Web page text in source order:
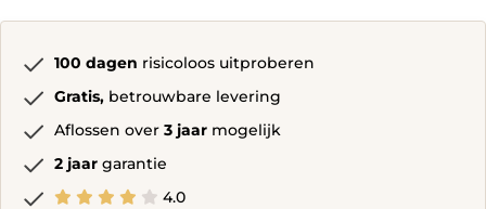
100 dagen risicoloos uitproberen
Gratis, betrouwbare levering
Aflossen over 3 jaar mogelijk
2 jaar garantie
4.0